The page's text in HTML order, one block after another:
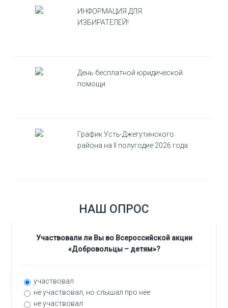
ИНФОРМАЦИЯ ДЛЯ
ИЗБИРАТЕЛЕЙ!
День бесплатной юридической
помощи
График Усть-Джегутинского
района на II полугодие 2026 года
НАШ ОПРОС
Участвовали ли Вы во Всероссийской акции
«Добровольцы – детям»?
участвовал
не участвовал, но слышал про нее
не участвовал